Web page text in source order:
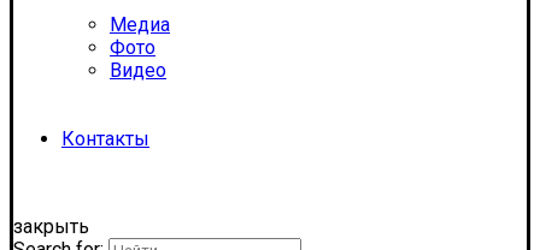
Медиа
Фото
Видео
Контакты
закрыть